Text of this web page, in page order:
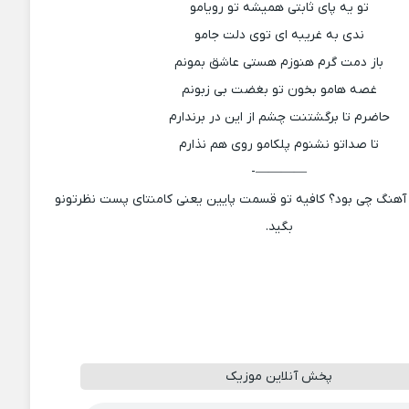
تو یه پای ثابتی همیشه تو رویامو
ندی به غریبه ای توی دلت جامو
باز دمت گرم هنوزم هستی عاشق بمونم
غصه هامو بخون تو بغضت بی زبونم
حاضرم تا برگشتنت چشم از این در برندارم
تا صداتو نشنوم پلکامو روی هم نذارم
————-
چی بود؟ کافیه تو قسمت پایین یعنی کامنتای پست نظرتونو
بگید.
پخش آنلاین موزیک